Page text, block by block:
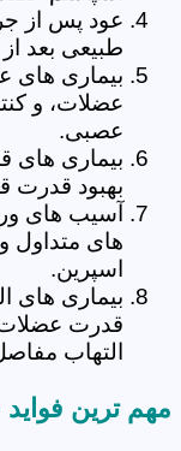
عود پس از
طبیعی بعد
بیماری های
عضلات، و
عصبی.
بیماری های
بهبود قدرت
آسیب های
های متداول
اسپرین.
بیماری های
قدرت عضلات
التهاب
مهم ترین